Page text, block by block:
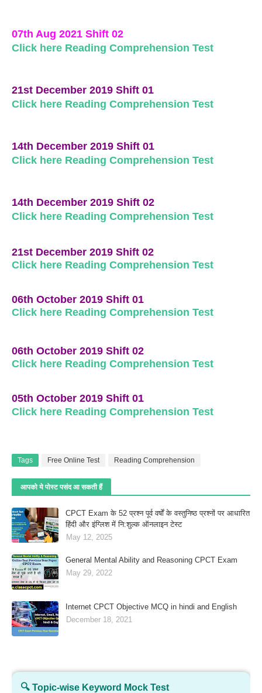
07th Aug 2021 Shift 02
Click here Reading Comprehension Test
21st December 2019 Shift 01
Click here Reading Comprehension Test
14th December 2019 Shift 01
Click here Reading Comprehension Test
14th December 2019 Shift 02
Click here Reading Comprehension Test
21st December 2019 Shift 02
Click here Reading Comprehension Test
06th October 2019 Shift 01
Click here Reading Comprehension Test
06th October 2019 Shift 02
Click here Reading Comprehension Test
05th October 2019 Shift 01
Click here Reading Comprehension Test
Tags Free Online Test Reading Comprehension
आपको ये पोस्ट पसंद आ सकती हैं
CPCT Exam के 52 प्रश्‍न पूर्व वर्षों के वस्तुनिष्ठ प्रश्नों पर आधारित
हिंदी और इंग्लिश में नि:शुल्क ऑनलाइन टेस्‍ट
May 12, 2025
General Mental Ability and Reasoning CPCT Exam
May 29, 2022
Internet CPCT Objective MCQ in hindi and English
December 18, 2021
🔍 Topic-wise Keyword Mock Test